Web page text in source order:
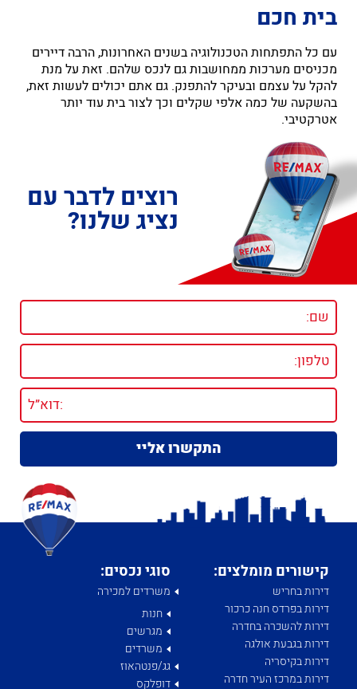
בית חכם
עם כל התפתחות הטכנולוגיה בשנים האחרונות, הרבה דיירים
מכניסים מערכות ממחושבות גם לנכס שלהם. זאת על מנת
להקל על עצמם ובעיקר להתפנק. גם אתם יכולים לעשות זאת,
בהשקעה של כמה אלפי שקלים וכך לצור בית עוד יותר
אטרקטיבי.
רוצים לדבר עם
נציג שלנו?
קישורים מומלצים:
דירות בחריש
דירות בפרדס חנה כרכור
דירות להשכרה בחדרה
דירות בגבעת אולגה
דירות בקיסריה
דירות במרכז העיר חדרה
סוגי נכסים:
משרדים למכירה
חנות
מגרשים
משרדים
גג/פנטהאוז
דופלקס